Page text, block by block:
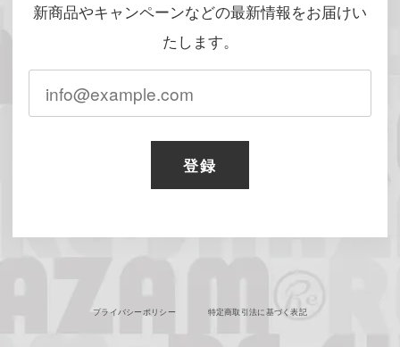
新商品やキャンペーンなどの最新情報をお届けい
たします。
登録
プライバシーポリシー 特定商取引法に基づく表記